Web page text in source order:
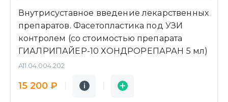
Внутрисуставное введение лекарственных
препаратов. Фасетопластика под УЗИ
контролем (со стоимостью препарата
ГИАЛРИПАЙЕР-10 ХОНДРОРЕПАРАН 5 мл)
A11.04.004.202
15 200 ₽ i
Подробнее
i
Заявка